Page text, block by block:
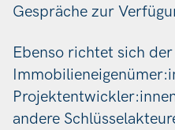
Gespräche zur
Ebenso richtet sich
andere